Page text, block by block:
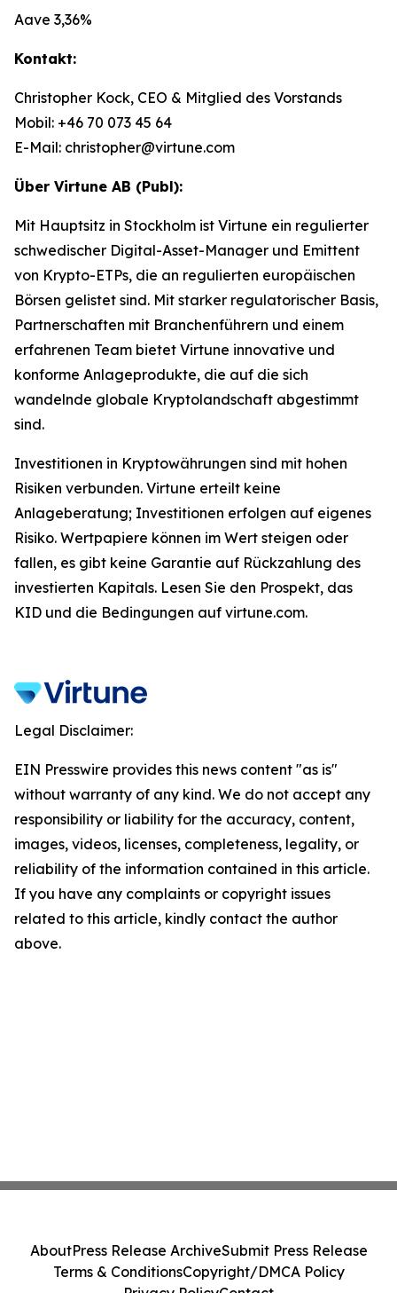
Aave 3,36%
Kontakt:
Christopher Kock, CEO & Mitglied des Vorstands
Mobil: +46 70 073 45 64
E-Mail: christopher@virtune.com
Über Virtune AB (Publ):
Mit Hauptsitz in Stockholm ist Virtune ein regulierter
schwedischer Digital-Asset-Manager und Emittent
von Krypto-ETPs, die an regulierten europäischen
Börsen gelistet sind. Mit starker regulatorischer Basis,
Partnerschaften mit Branchenführern und einem
erfahrenen Team bietet Virtune innovative und
konforme Anlageprodukte, die auf die sich
wandelnde globale Kryptolandschaft abgestimmt
sind.
Investitionen in Kryptowährungen sind mit hohen
Risiken verbunden. Virtune erteilt keine
Anlageberatung; Investitionen erfolgen auf eigenes
Risiko. Wertpapiere können im Wert steigen oder
fallen, es gibt keine Garantie auf Rückzahlung des
investierten Kapitals. Lesen Sie den Prospekt, das
KID und die Bedingungen auf virtune.com.
Legal Disclaimer:
EIN Presswire provides this news content "as is"
without warranty of any kind. We do not accept any
responsibility or liability for the accuracy, content,
images, videos, licenses, completeness, legality, or
reliability of the information contained in this article.
If you have any complaints or copyright issues
related to this article, kindly contact the author
above.
AboutPress Release ArchiveSubmit Press Release
Terms & ConditionsCopyright/DMCA Policy